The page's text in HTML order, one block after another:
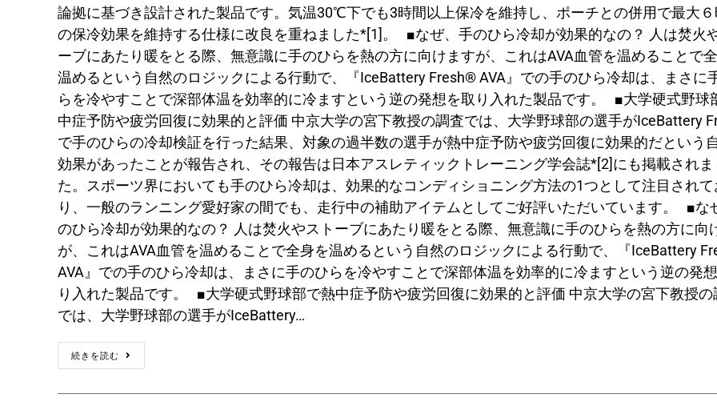
論拠に基づき設計された製品です。気温30℃下でも3時間以上保冷を維持し、ポーチとの併用で最大
の保冷効果を維持する仕様に改良を重ねました*[1]。 ■なぜ、手のひら冷却が効果的なの？ 人は焚火
ーブにあたり暖をとる際、無意識に手のひらを熱の方に向けますが、これはAVA血管を温めることで
温めるという自然のロジックによる行動で、『IceBattery Fresh® AVA』での手のひら冷却は、まさに
らを冷やすことで深部体温を効率的に冷ますという逆の発想を取り入れた製品です。 ■大学硬式野球
中症予防や疲労回復に効果的と評価 中京大学の宮下教授の調査では、大学野球部の選手がIceBattery
で手のひらの冷却検証を行った結果、対象の過半数の選手が熱中症予防や疲労回復に効果的だという
効果があったことが報告され、その報告は日本アスレティックトレーニング学会誌*[2]にも掲載されま
た。スポーツ界においても手のひら冷却は、効果的なコンディショニング方法の1つとして注目されて
り、一般のランニング愛好家の間でも、走行中の補助アイテムとしてご好評いただいています。 ■な
のひら冷却が効果的なの？ 人は焚火やストーブにあたり暖をとる際、無意識に手のひらを熱の方に向
が、これはAVA血管を温めることで全身を温めるという自然のロジックによる行動で、『IceBattery
AVA』での手のひら冷却は、まさに手のひらを冷やすことで深部体温を効率的に冷ますという逆の発
り入れた製品です。 ■大学硬式野球部で熱中症予防や疲労回復に効果的と評価 中京大学の宮下教授の
では、大学野球部の選手がIceBattery…
続きを読む